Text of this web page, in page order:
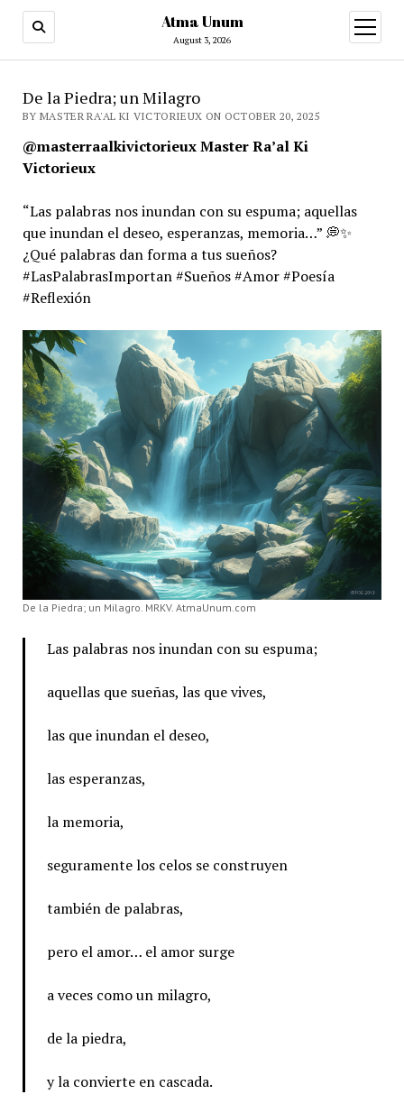
Atma Unum
August 3, 2026
open
menu
De la Piedra; un Milagro
BY MASTER RA'AL KI VICTORIEUX ON OCTOBER 20, 2025
@masterraalkivictorieux Master Ra’al Ki
Victorieux
“Las palabras nos inundan con su espuma; aquellas
que inundan el deseo, esperanzas, memoria…” 💭✨
¿Qué palabras dan forma a tus sueños?
#LasPalabrasImportan #Sueños #Amor #Poesía
#Reflexión
De la Piedra; un Milagro. MRKV. AtmaUnum.com
Las palabras nos inundan con su espuma;
aquellas que sueñas, las que vives,
las que inundan el deseo,
las esperanzas,
la memoria,
seguramente los celos se construyen
también de palabras,
pero el amor… el amor surge
a veces como un milagro,
de la piedra,
y la convierte en cascada.